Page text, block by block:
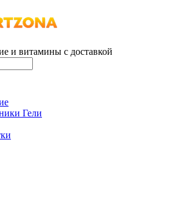
и витамины с доставкой
Гели